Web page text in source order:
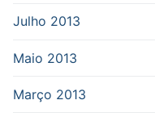
Julho 2013
Maio 2013
Março 2013